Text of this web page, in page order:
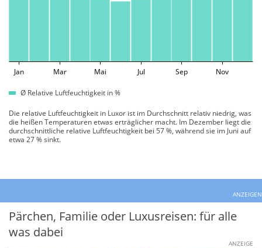
Jan Mar Mai Jul Sep Nov
Ø Relative Luftfeuchtigkeit in %
Die relative Luftfeuchtigkeit in Luxor ist im Durchschnitt relativ niedrig, was
die heißen Temperaturen etwas erträglicher macht. Im Dezember liegt die
durchschnittliche relative Luftfeuchtigkeit bei 57 %, während sie im Juni auf
etwa 27 % sinkt.
ANZEIGEN
Pärchen, Familie oder Luxusreisen: für alle
was dabei
ANZEIGE